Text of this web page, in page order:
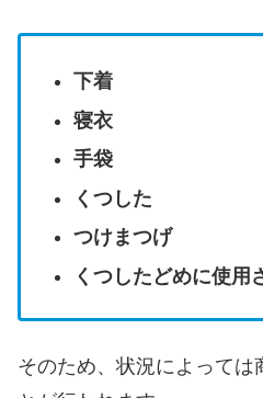
下着
寝衣
手袋
くつした
つけまつげ
くつしたどめに使
そのため、状況によっては